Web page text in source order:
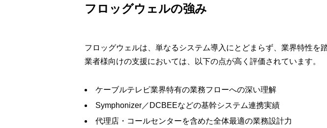
フロッグウェルの強み
フロッグウェルは、単なるシステム導入にとどまらず、業界特性
業者様向けの支援においては、以下の点が高く評価されています。
ケーブルテレビ業界特有の業務フローへの深い理解
Symphonizer／DCBEEなどの基幹システム連携実績
代理店・コールセンターを含めた全体最適の業務設計力